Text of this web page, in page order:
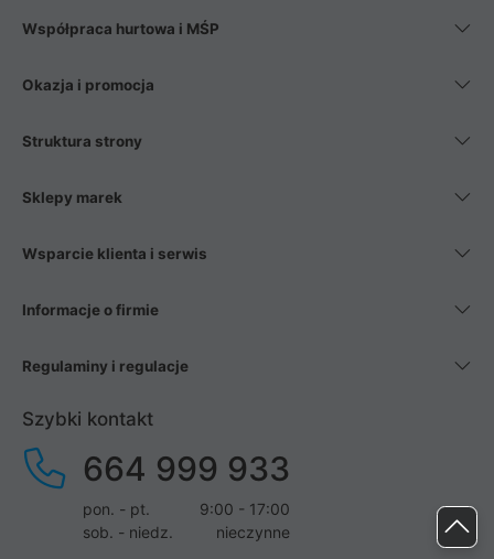
Współpraca hurtowa i MŚP
Okazja i promocja
Struktura strony
Sklepy marek
Wsparcie klienta i serwis
Informacje o firmie
Regulaminy i regulacje
Szybki kontakt
664 999 933
pon. - pt.
9:00 - 17:00
sob. - niedz.
nieczynne